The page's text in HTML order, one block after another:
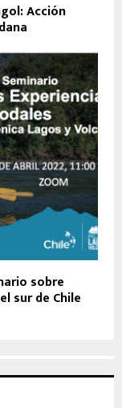
Acción
sobre
sur de Chile